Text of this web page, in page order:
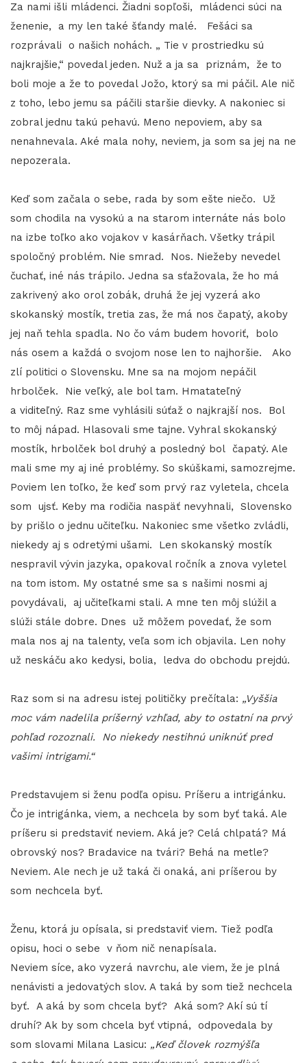
Za nami išli mládenci. Žiadni sopľoši, mládenci súci na
ženenie, a my len také šťandy malé. Fešáci sa
rozprávali o našich nohách. „ Tie v prostriedku sú
najkrajšie,“ povedal jeden. Nuž a ja sa priznám, že to
boli moje a že to povedal Jožo, ktorý sa mi páčil. Ale nič
z toho, lebo jemu sa páčili staršie dievky. A nakoniec si
zobral jednu takú pehavú. Meno nepoviem, aby sa
nenahnevala. Aké mala nohy, neviem, ja som sa jej na ne
nepozerala.
Keď som začala o sebe, rada by som ešte niečo. Už
som chodila na vysokú a na starom internáte nás bolo
na izbe toľko ako vojakov v kasárňach. Všetky trápil
spoločný problém. Nie smrad. Nos. Niežeby nevedel
čuchať, iné nás trápilo. Jedna sa sťažovala, že ho má
zakrivený ako orol zobák, druhá že jej vyzerá ako
skokanský mostík, tretia zas, že má nos čapatý, akoby
jej naň tehla spadla. No čo vám budem hovoriť, bolo
nás osem a každá o svojom nose len to najhoršie. Ako
zlí politici o Slovensku. Mne sa na mojom nepáčil
hrbolček. Nie veľký, ale bol tam. Hmatateľný
a viditeľný. Raz sme vyhlásili súťaž o najkrajší nos. Bol
to môj nápad. Hlasovali sme tajne. Vyhral skokanský
mostík, hrbolček bol druhý a posledný bol čapatý. Ale
mali sme my aj iné problémy. So skúškami, samozrejme.
Poviem len toľko, že keď som prvý raz vyletela, chcela
som ujsť. Keby ma rodičia naspäť nevyhnali, Slovensko
by prišlo o jednu učiteľku. Nakoniec sme všetko zvládli,
niekedy aj s odretými ušami. Len skokanský mostík
nespravil vývin jazyka, opakoval ročník a znova vyletel
na tom istom. My ostatné sme sa s našimi nosmi aj
povydávali, aj učiteľkami stali. A mne ten môj slúžil a
slúži stále dobre. Dnes už môžem povedať, že som
mala nos aj na talenty, veľa som ich objavila. Len nohy
už neskáču ako kedysi, bolia, ledva do obchodu prejdú.
Raz som si na adresu istej političky prečítala: „Vyššia
moc vám nadelila príšerný vzhľad, aby to ostatní na prvý
pohľad rozoznali. No niekedy nestihnú uniknúť pred
vašimi intrigami.“
Predstavujem si ženu podľa opisu. Príšeru a intrigánku.
Čo je intrigánka, viem, a nechcela by som byť taká. Ale
príšeru si predstaviť neviem. Aká je? Celá chlpatá? Má
obrovský nos? Bradavice na tvári? Behá na metle?
Neviem. Ale nech je už taká či onaká, ani príšerou by
som nechcela byť.
Ženu, ktorá ju opísala, si predstaviť viem. Tiež podľa
opisu, hoci o sebe v ňom nič nenapísala.
Neviem síce, ako vyzerá navrchu, ale viem, že je plná
nenávisti a jedovatých slov. A taká by som tiež nechcela
byť. A aká by som chcela byť? Aká som? Akí sú tí
druhí? Ak by som chcela byť vtipná, odpovedala by
som slovami Milana Lasicu: „Keď človek rozmýšľa